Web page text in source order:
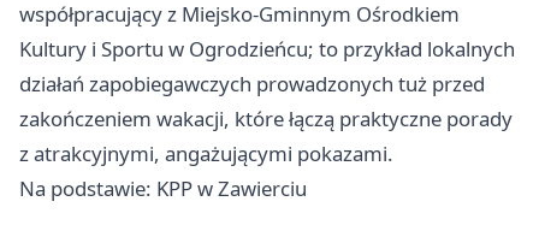
współpracujący z Miejsko-Gminnym Ośrodkiem
Kultury i Sportu w Ogrodzieńcu; to przykład lokalnych
działań zapobiegawczych prowadzonych tuż przed
zakończeniem wakacji, które łączą praktyczne porady
z atrakcyjnymi, angażującymi pokazami.
Na podstawie: KPP w Zawierciu